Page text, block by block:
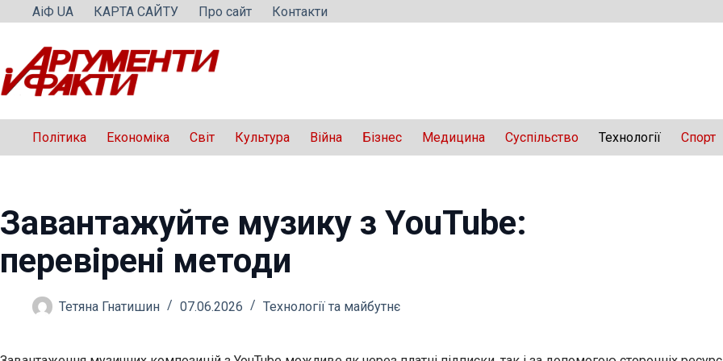
Перейти
вмісту
АіФ UA КАРТА САЙТУ Про сайт Контакти
Політика Економіка Світ Культура Війна Бізнес Медицина Суспільство Технології Спорт
Завантажуйте музику з YouTube:
перевірені методи
Тетяна Гнатишин 07.06.2026 Технології та майбутнє